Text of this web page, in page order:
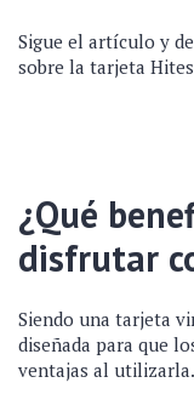
Sigue el artículo y
sobre la tarjeta
¿Qué
disfrutar
Siendo una tarjeta
diseñada para que
ventajas al utilizarla.